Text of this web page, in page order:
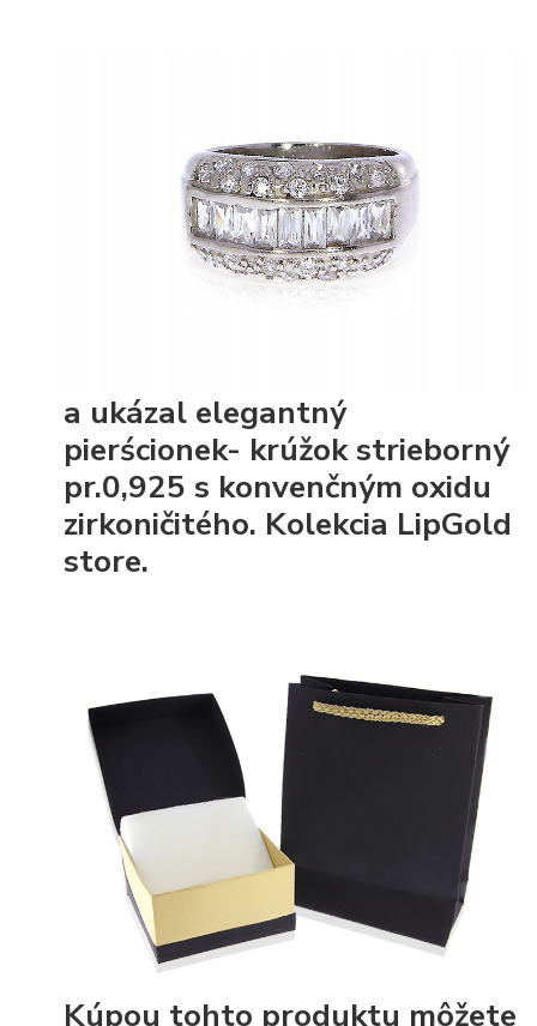
a ukázal elegantný
pierścionek- krúžok strieborný
pr.0,925 s konvenčným oxidu
zirkoničitého. Kolekcia LipGold
store.
Kúpou tohto produktu môžete